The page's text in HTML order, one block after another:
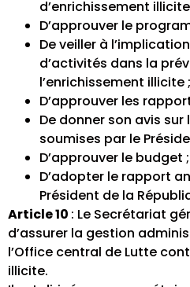
d’enrichissement
D’approuver le
De veiller à
d’activités dans la
l’enrichissement illicite ;
D’approuver les
De donner son avis
soumises par le
D’approuver le budget ;
D’adopter le rapport
Président de la
Article 10 : Le Secrétariat
d’assurer la gestion
l’Office central de Lutte
illicite.